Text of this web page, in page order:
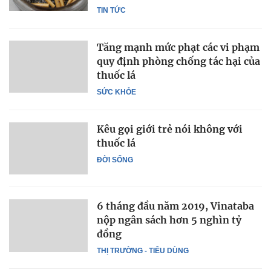
TIN TỨC
SỨC KHỎE
Tăng mạnh mức phạt các vi phạm
quy định phòng chống tác hại của
thuốc lá
ĐỜI SỐNG
Kêu gọi giới trẻ nói không với
thuốc lá
THỊ TRƯỜNG - TIÊU DÙNG
6 tháng đầu năm 2019, Vinataba
nộp ngân sách hơn 5 nghìn tỷ
đồng